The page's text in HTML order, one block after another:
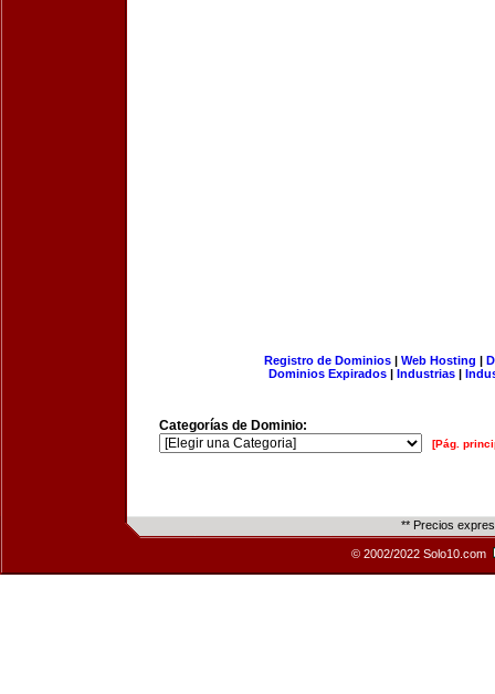
Registro de Dominios| Web Hosting |
Dominios Expirados | Industrias |
Categorías de Dominio:
[Pág.
** Precios
© 2002/2022 Solo10.com